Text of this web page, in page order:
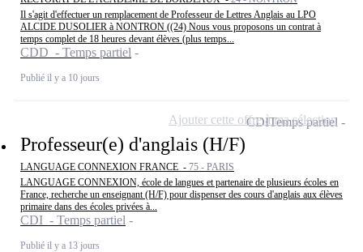
Il s'agit d'effectuer un remplacement de Professeur de Lettres Anglais au LPO
ALCIDE DUSOLIER à NONTRON ((24) Nous vous proposons un contrat à
temps complet de 18 heures devant élèves (plus temps...
CDD - Temps partiel
Publié il y a 10 jours
Professeur(e) d'anglais (H/F)
LANGUAGE CONNEXION FRANCE - 75 - PARIS
LANGUAGE CONNEXION, école de langues et partenaire de plusieurs écoles en
France, recherche un enseignant (H/F) pour dispenser des cours d'anglais aux élèves
primaire dans des écoles privées à...
CDI - Temps partiel
Publié il y a 13 jours
CDITemps partiel
Ajouter cette offre à ma sélection